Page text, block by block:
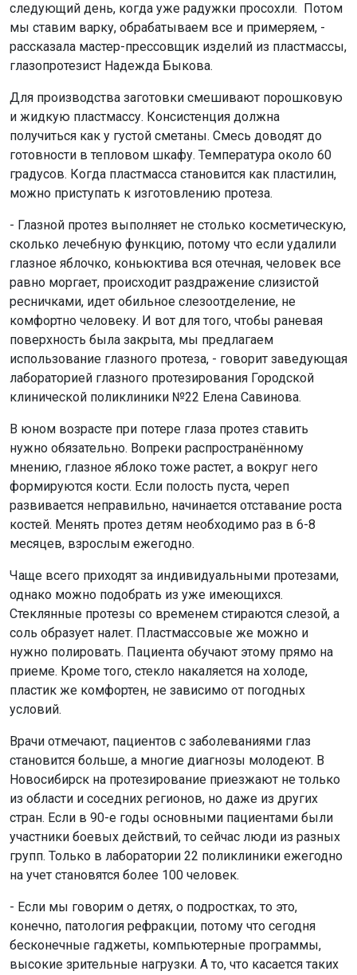
следующий день, когда уже радужки просохли. Потом
мы ставим варку, обрабатываем все и примеряем, -
рассказала мастер-прессовщик изделий из пластмассы,
глазопротезист Надежда Быкова.
Для производства заготовки смешивают порошковую
и жидкую пластмассу. Консистенция должна
получиться как у густой сметаны. Смесь доводят до
готовности в тепловом шкафу. Температура около 60
градусов. Когда пластмасса становится как пластилин,
можно приступать к изготовлению протеза.
- Глазной протез выполняет не столько косметическую,
сколько лечебную функцию, потому что если удалили
глазное яблочко, коньюктива вся отечная, человек все
равно моргает, происходит раздражение слизистой
ресничками, идет обильное слезоотделение, не
комфортно человеку. И вот для того, чтобы раневая
поверхность была закрыта, мы предлагаем
использование глазного протеза, - говорит заведующая
лабораторией глазного протезирования Городской
клинической поликлиники №22 Елена Савинова.
В юном возрасте при потере глаза протез ставить
нужно обязательно. Вопреки распространённому
мнению, глазное яблоко тоже растет, а вокруг него
формируются кости. Если полость пуста, череп
развивается неправильно, начинается отставание роста
костей. Менять протез детям необходимо раз в 6-8
месяцев, взрослым ежегодно.
Чаще всего приходят за индивидуальными протезами,
однако можно подобрать из уже имеющихся.
Стеклянные протезы со временем стираются слезой, а
соль образует налет. Пластмассовые же можно и
нужно полировать. Пациента обучают этому прямо на
приеме. Кроме того, стекло накаляется на холоде,
пластик же комфортен, не зависимо от погодных
условий.
Врачи отмечают, пациентов с заболеваниями глаз
становится больше, а многие диагнозы молодеют. В
Новосибирск на протезирование приезжают не только
из области и соседних регионов, но даже из других
стран. Если в 90-е годы основными пациентами были
участники боевых действий, то сейчас люди из разных
групп. Только в лаборатории 22 поликлиники ежегодно
на учет становятся более 100 человек.
- Если мы говорим о детях, о подростках, то это,
конечно, патология рефракции, потому что сегодня
бесконечные гаджеты, компьютерные программы,
высокие зрительные нагрузки. А то, что касается таких